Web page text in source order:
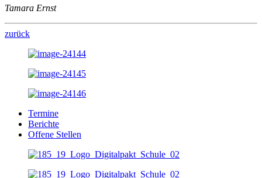
Tamara Ernst
zurück
Termine
Berichte
Offene Stellen